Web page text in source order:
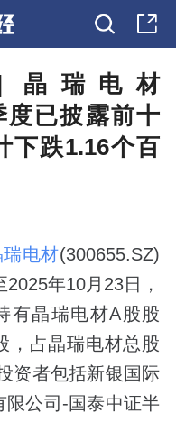
瑞电材
度已披露前十
下跌1.16个百
瑞电材(300655.SZ)
年10月23日，
有晶瑞电材A股股
，占晶瑞电材总股
资者包括新银国际
限公司-国泰中证半